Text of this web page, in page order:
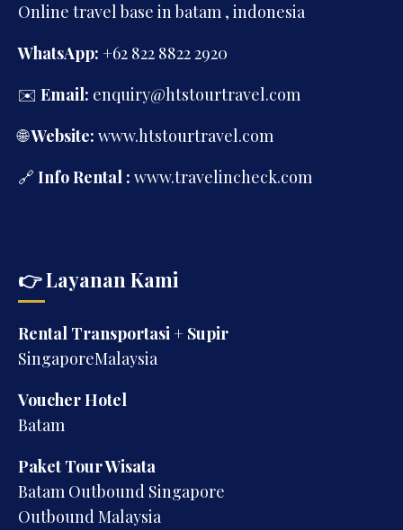
Online travel base in batam , indonesia
WhatsApp: +62 822 8822 2920
✉️ Email: enquiry@htstourtravel.com
🌐Website: www.htstourtravel.com
🔗 Info Rental : www.travelincheck.com
👉 Layanan Kami
Rental Transportasi + Supir
SingaporeMalaysia
Voucher Hotel
Batam
Paket Tour Wisata
Batam Outbound Singapore
Outbound Malaysia